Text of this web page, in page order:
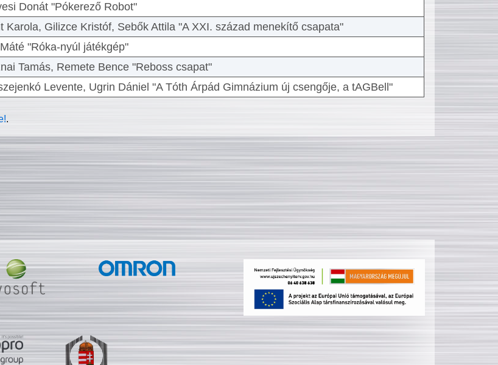
Donát "Pókerező Robot"
Karola, Gilizce Kristóf, Sebők Attila "A XXI. század menekítő csapata"
"Róka-nyúl játékgép"
Tamás, Remete Bence "Reboss csapat"
Levente, Ugrin Dániel "A Tóth Árpád Gimnázium új csengője, a tAGBell"
.